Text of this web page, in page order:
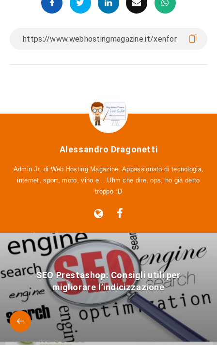
Alessandro Dragonetti
Admin Jr. di Web Hosting Magazine. Appassionato di tecnologia,
internet, sport, moto, vino e....Uhm che dire, ops, ho già detto
troppo :D
SEO Prestashop: Consigli utili per
migliorare l’indicizzazione